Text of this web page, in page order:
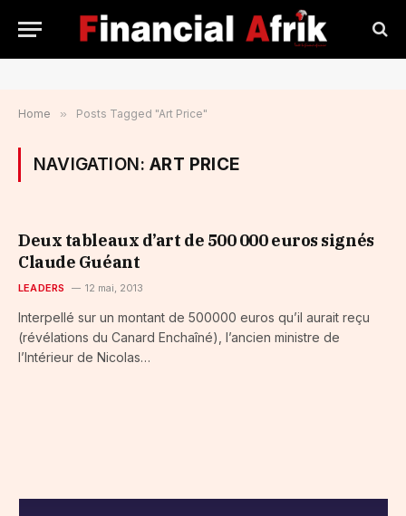
Home » Posts Tagged "Art Price"
NAVIGATION:ART PRICE
Deux tableaux d’art de 500 000 euros signés
Claude Guéant
LEADERS 12 mai, 2013
Interpellé sur un montant de 500000 euros qu’il aurait reçu
(révélations du Canard Enchaîné), l’ancien ministre de
l’Intérieur de Nicolas…